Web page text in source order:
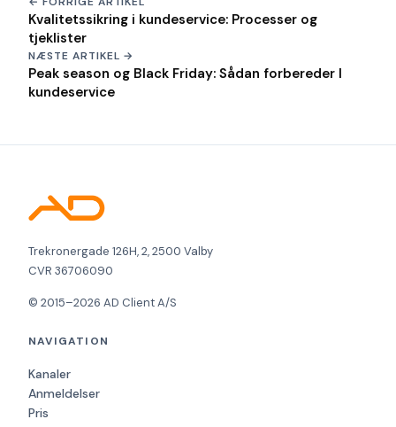
Kvalitetssikring i kundeservice: Processer og
tjeklister
NÆSTE ARTIKEL →
Peak season og Black Friday: Sådan forbereder I
kundeservice
Trekronergade 126H, 2, 2500 Valby
CVR 36706090
© 2015–2026 AD Client A/S
NAVIGATION
Kanaler
Anmeldelser
Pris